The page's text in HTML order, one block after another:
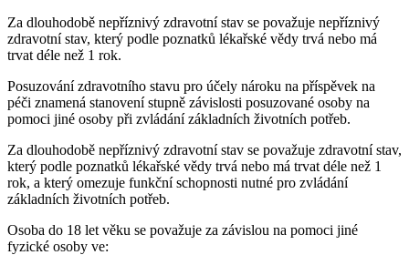
Za dlouhodobě nepříznivý zdravotní stav se považuje nepříznivý
zdravotní stav, který podle poznatků lékařské vědy trvá nebo má
trvat déle než 1 rok.
Posuzování zdravotního stavu pro účely nároku na příspěvek na
péči znamená stanovení stupně závislosti posuzované osoby na
pomoci jiné osoby při zvládání základních životních potřeb.
Za dlouhodobě nepříznivý zdravotní stav se považuje zdravotní stav,
který podle poznatků lékařské vědy trvá nebo má trvat déle než 1
rok, a který omezuje funkční schopnosti nutné pro zvládání
základních životních potřeb.
Osoba do 18 let věku se považuje za závislou na pomoci jiné
fyzické osoby ve: